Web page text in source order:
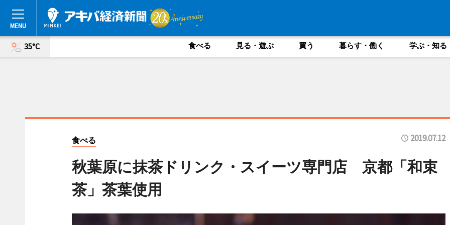
35°C 食べる 見る・遊ぶ 買う 暮らす・働く 学ぶ・知る
食べる 2019.07.12
秋葉原に抹茶ドリンク・スイーツ専門店 京都「和束
茶」茶葉使用